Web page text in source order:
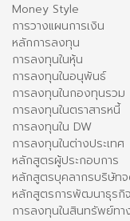
Money Style
การวางแผนการเงิน
หลักการลงทุน
การลงทุนในหุ้น
การลงทุนในอนุพันธ์
การลงทุนในกองทุนรวม
การลงทุนในตราสารหนี้
การลงทุนใน DW
การลงทุนในต่างประเทศ
หลักสูตรผู้ประกอบการ
หลักสูตรบุคลากรบริษัทจ
หลักสูตรการพัฒนาธุรกิ
การลงทุนในสินทรัพย์ทา